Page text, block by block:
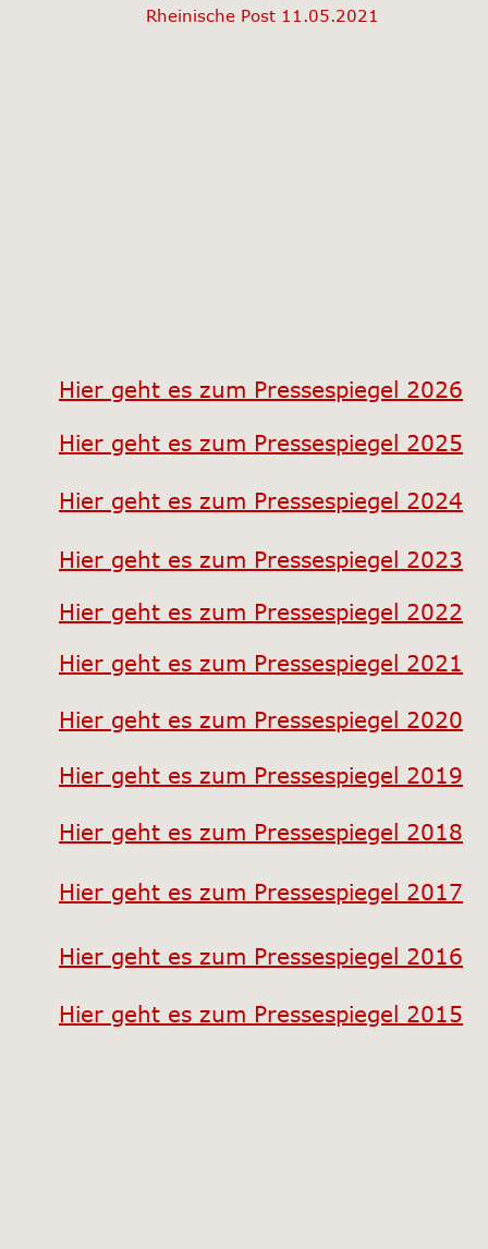
Rheinische Post 11.05.2021
Hier geht es zum Pressespiegel 2016
Hier geht es zum Pressespiegel 2015
Hier geht es zum Pressespiegel 2017
Hier geht es zum Pressespiegel 2018
Hier geht es zum Pressespiegel 2019
Hier geht es zum Pressespiegel 2020
Hier geht es zum Pressespiegel 2021
Hier geht es zum Pressespiegel 2022
Hier geht es zum Pressespiegel 2023
Hier geht es zum Pressespiegel 2024
Hier geht es zum Pressespiegel 2025
Hier geht es zum Pressespiegel 2026